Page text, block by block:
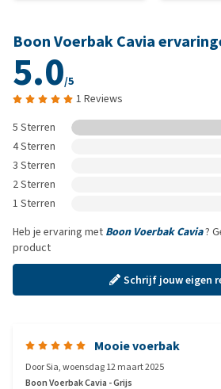
Boon Voerbak Cavia
5.0/5
1 Reviews
5 Sterren
4 Sterren
3 Sterren
2 Sterren
1 Sterren
Heb je ervaring met Boon Voerbak Cavia?
product
Schrijf jouw eigen
Mooie voerbak
DoorSia,woensdag 12 maart 2025
Boon Voerbak Cavia - Grijs